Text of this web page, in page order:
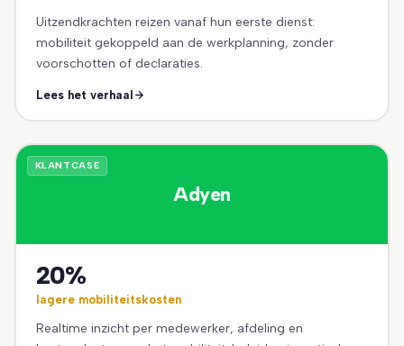
Uitzendkrachten reizen vanaf hun eerste dienst:
mobiliteit gekoppeld aan de werkplanning, zonder
voorschotten of declaraties.
Lees het verhaal
KLANTCASE
Adyen
20%
lagere mobiliteitskosten
Realtime inzicht per medewerker, afdeling en